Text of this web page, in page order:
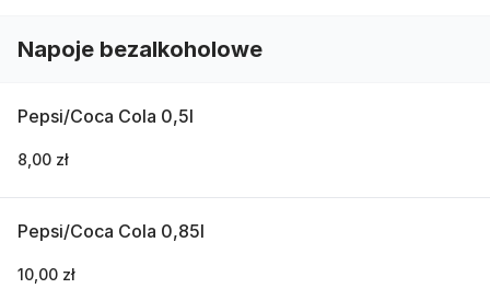
Napoje bezalkoholowe
Pepsi/Coca Cola 0,5l
8,00 zł
Pepsi/Coca Cola 0,85l
10,00 zł